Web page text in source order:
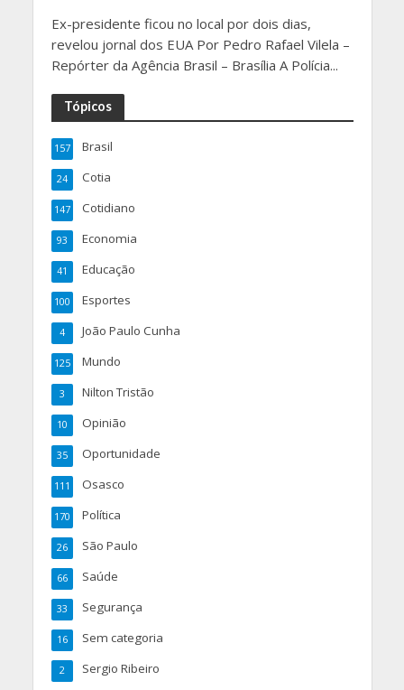
Ex-presidente ficou no local por dois dias,
revelou jornal dos EUA Por Pedro Rafael Vilela –
Repórter da Agência Brasil – Brasília A Polícia...
Tópicos
Brasil
157
Cotia
24
Cotidiano
147
Economia
93
Educação
41
Esportes
100
João Paulo Cunha
4
Mundo
125
Nilton Tristão
3
Opinião
10
Oportunidade
35
Osasco
111
Política
170
São Paulo
26
Saúde
66
Segurança
33
Sem categoria
16
Sergio Ribeiro
2